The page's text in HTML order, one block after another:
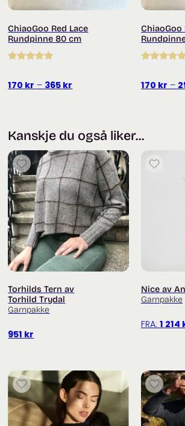
ChiaoGoo Red Lace
Rundpinne 80 cm
av 5
170 kr – 365 kr
ChiaoGoo
av 5
170 kr –
Kanskje du også liker...
Torhilds Tern av
Torhild Trydal
Garnpakke
951 kr
Nice av
Garnpakke
FRA: 1 214